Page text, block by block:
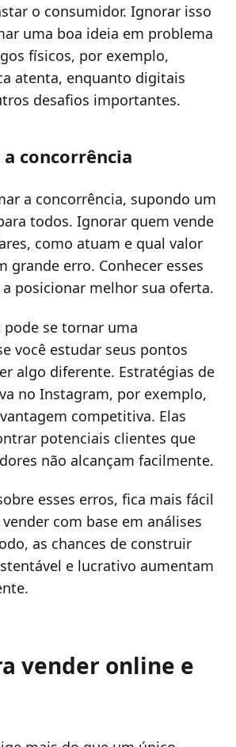
o consumidor. Ignorar isso
uma boa ideia em problema
físicos, por exemplo,
atenta, enquanto digitais
desafios importantes.
concorrência
a concorrência, supondo um
todos. Ignorar quem vende
como atuam e qual valor
grande erro. Conhecer esses
posicionar melhor sua oferta.
se tornar uma
você estudar seus pontos
algo diferente. Estratégias de
no Instagram, por exemplo,
competitiva. Elas
potenciais clientes que
não alcançam facilmente.
esses erros, fica mais fácil
com base em análises
as chances de construir
e lucrativo aumentam
vender online e